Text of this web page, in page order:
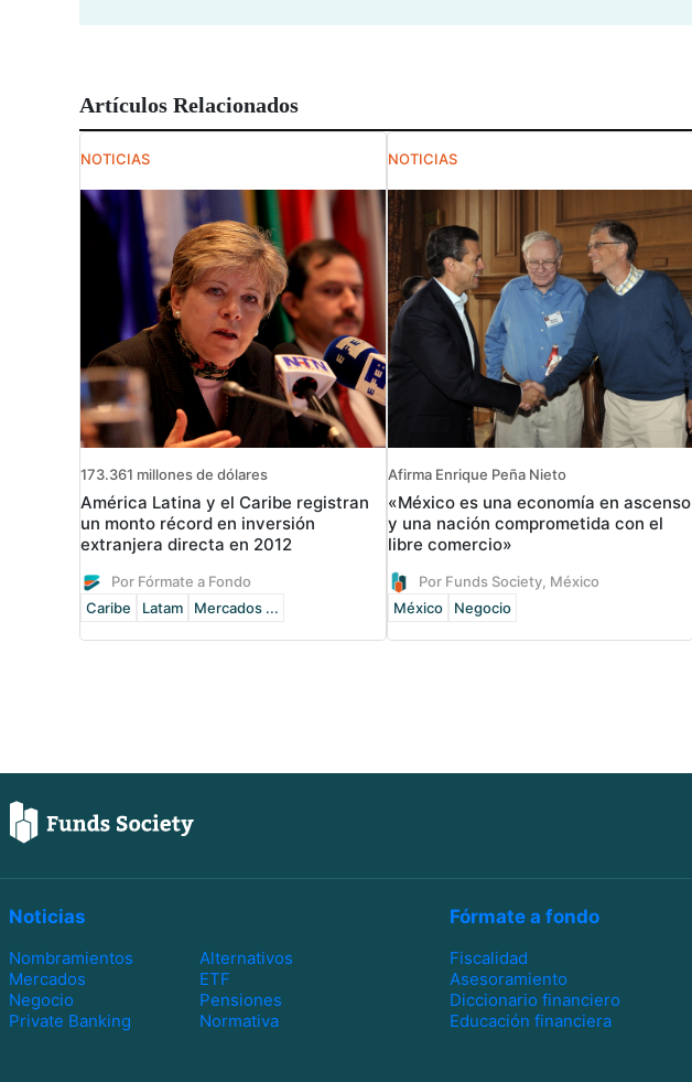
Artículos Relacionados
NOTICIAS
173.361 millones de dólares
América Latina y el Caribe registran
un monto récord en inversión
extranjera directa en 2012
Por Fórmate a Fondo
Caribe
Latam Mercados ...
NOTICIAS
Afirma Enrique Peña Nieto
«México es una economía en ascenso
y una nación comprometida con el
libre comercio»
Por Funds Society, México
México
Negocio
Noticias
Nombramientos
Alternativos
Mercados
ETF
Negocio
Pensiones
Private Banking
Normativa
Fórmate a fondo
Fiscalidad
Asesoramiento
Diccionario financiero
Educación financiera